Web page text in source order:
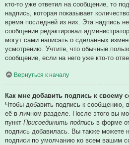
кто-то уже ответил на сообщение, то
надпись, которая показывает
время последней из них. Эта надпись
сообщение редактировал
могут сами написать о сделанных
усмотрению. Учтите, что обычные
сообщение, если на него уже кто-то
Вернуться к началу
Как мне добавить подпись к своему
Чтобы добавить подпись к сообщению,
её в личном разделе. После этого вы
пункт Присоединить подпись в форме
подпись добавилась. Вы также можете
подписи по умолчанию ко всем вашим